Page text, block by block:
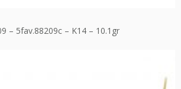
– 5fav.88209c – K14 – 10.1gr